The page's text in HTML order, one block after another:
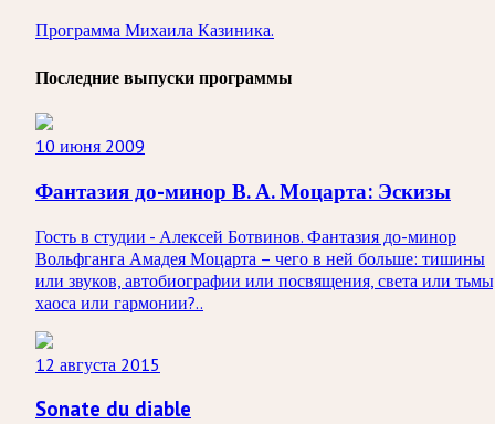
Программа Михаила Казиника.
Последние выпуски программы
10 июня 2009
Фантазия до-минор В. А. Моцарта: Эскизы
Гость в студии - Алексей Ботвинов. Фантазия до-минор
Вольфганга Амадея Моцарта – чего в ней больше: тишины
или звуков, автобиографии или посвящения, света или
хаоса или гармонии?..
12 августа 2015
Sonate du diable